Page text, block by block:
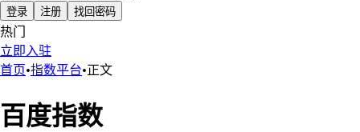
登录 注册 找回密码
热门
立即入驻
首页•指数平台•正文
百度指数